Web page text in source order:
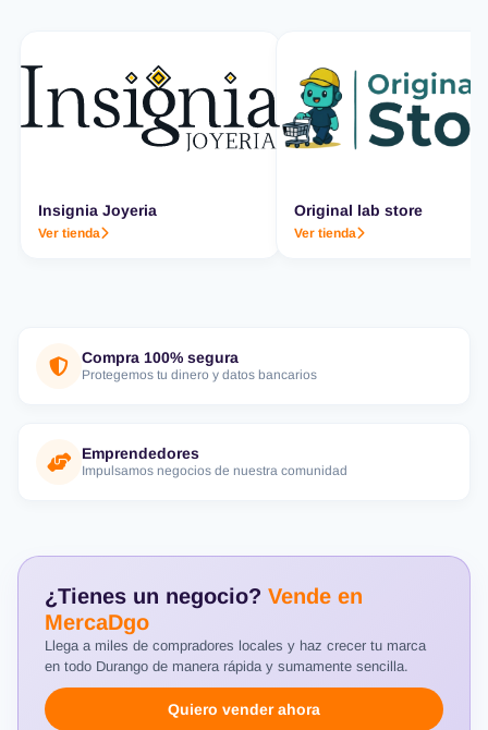
Insignia Joyeria
Ver tienda
Original lab store
Ver tienda
Compra 100% segura
Protegemos tu dinero y datos bancarios
Emprendedores
Impulsamos negocios de nuestra comunidad
¿Tienes un negocio? Vende en
MercaDgo
Llega a miles de compradores locales y haz crecer tu marca
en todo Durango de manera rápida y sumamente sencilla.
Quiero vender ahora